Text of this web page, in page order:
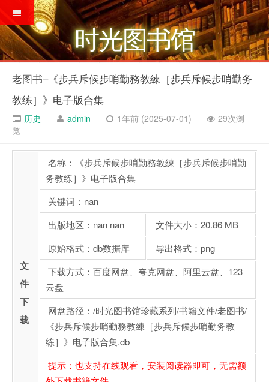
时光图书馆
老图书–《步兵斥候步哨勤務教練［步兵斥候步哨勤务
教练］》电子版合集
历史 admin 1年前 (2025-07-01)
29次浏
览
文
件
下
载
名称：《步兵斥候步哨勤務教練［步兵斥候步哨勤
务教练］》电子版合集
关键词：nan
出版地区：nan nan
文件大小：20.86 MB
原始格式：db数据库
导出格式：png
下载方式：百度网盘、夸克网盘、阿里云盘、123
云盘
网盘路径：/时光图书馆珍藏系列/书籍文件/老图书/
《步兵斥候步哨勤務教練［步兵斥候步哨勤务教
练］》电子版合集.db
提示：也支持在线观看，安装阅读器即可，无需额